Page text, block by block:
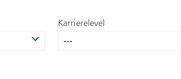
Karrierelevel
---